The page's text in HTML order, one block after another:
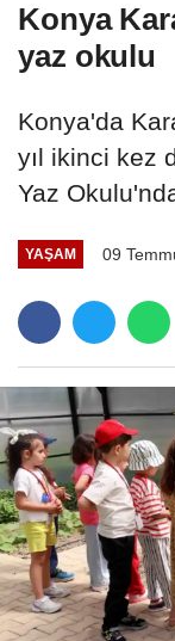
Konya
yaz okulu
Konya'da
yıl ikinci kez
Yaz
YAŞAM 09